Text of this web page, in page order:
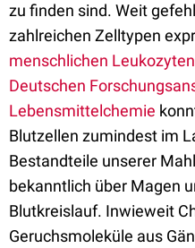
zu finden sind. Weit
zahlreichen Zelltypen
menschlichen Leukozyten
Deutschen
Lebensmittelchemie
Blutzellen zumindest im
Bestandteile unserer
bekanntlich über Magen
Blutkreislauf. Inwieweit
Geruchsmoleküle aus